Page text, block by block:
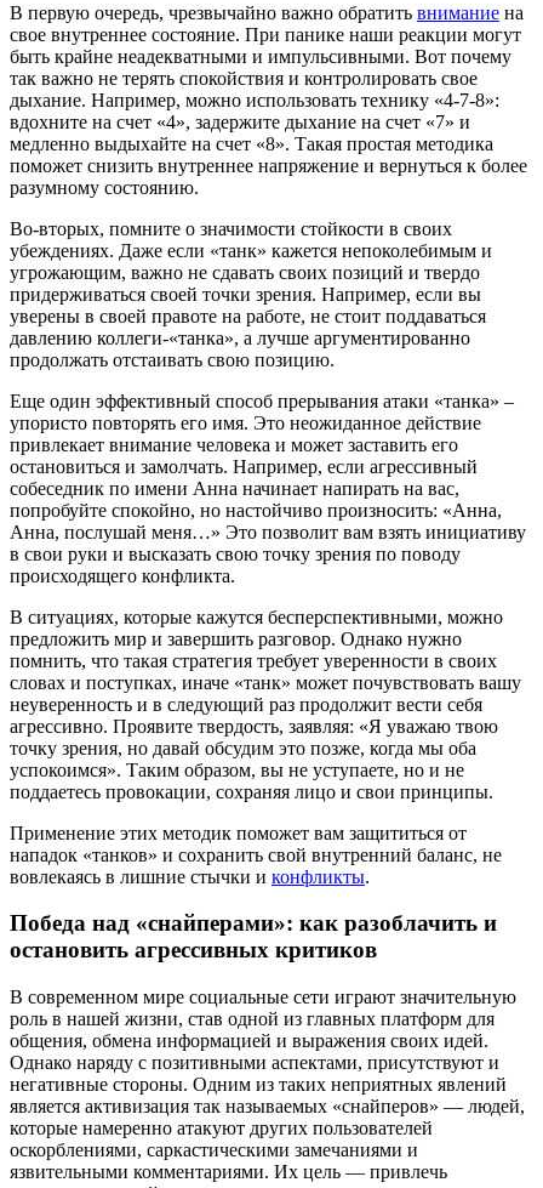
В первую очередь, чрезвычайно важно обратить внимание на
свое внутреннее состояние. При панике наши реакции могут
быть крайне неадекватными и импульсивными. Вот почему
так важно не терять спокойствия и контролировать свое
дыхание. Например, можно использовать технику «4-7-8»:
вдохните на счет «4», задержите дыхание на счет «7» и
медленно выдыхайте на счет «8». Такая простая методика
поможет снизить внутреннее напряжение и вернуться к более
разумному состоянию.
Во-вторых, помните о значимости стойкости в своих
убеждениях. Даже если «танк» кажется непоколебимым и
угрожающим, важно не сдавать своих позиций и твердо
придерживаться своей точки зрения. Например, если вы
уверены в своей правоте на работе, не стоит поддаваться
давлению коллеги-«танка», а лучше аргументированно
продолжать отстаивать свою позицию.
Еще один эффективный способ прерывания атаки «танка» –
упористо повторять его имя. Это неожиданное действие
привлекает внимание человека и может заставить его
остановиться и замолчать. Например, если агрессивный
собеседник по имени Анна начинает напирать на вас,
попробуйте спокойно, но настойчиво произносить: «Анна,
Анна, послушай меня…» Это позволит вам взять инициативу
в свои руки и высказать свою точку зрения по поводу
происходящего конфликта.
В ситуациях, которые кажутся бесперспективными, можно
предложить мир и завершить разговор. Однако нужно
помнить, что такая стратегия требует уверенности в своих
словах и поступках, иначе «танк» может почувствовать вашу
неуверенность и в следующий раз продолжит вести себя
агрессивно. Проявите твердость, заявляя: «Я уважаю твою
точку зрения, но давай обсудим это позже, когда мы оба
успокоимся». Таким образом, вы не уступаете, но и не
поддаетесь провокации, сохраняя лицо и свои принципы.
Применение этих методик поможет вам защититься от
нападок «танков» и сохранить свой внутренний баланс, не
вовлекаясь в лишние стычки и конфликты.
Победа над «снайперами»: как разоблачить и
остановить агрессивных критиков
В современном мире социальные сети играют значительную
роль в нашей жизни, став одной из главных платформ для
общения, обмена информацией и выражения своих идей.
Однако наряду с позитивными аспектами, присутствуют и
негативные стороны. Одним из таких неприятных явлений
является активизация так называемых «снайперов» — людей,
которые намеренно атакуют других пользователей
оскорблениями, саркастическими замечаниями и
язвительными комментариями. Их цель — привлечь